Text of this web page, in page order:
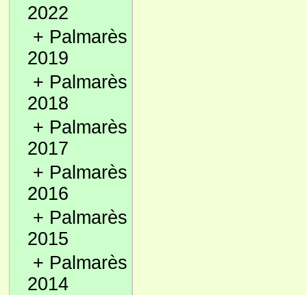
2022
+ Palmarès
2019
+ Palmarès
2018
+ Palmarès
2017
+ Palmarès
2016
+ Palmarès
2015
+ Palmarès
2014